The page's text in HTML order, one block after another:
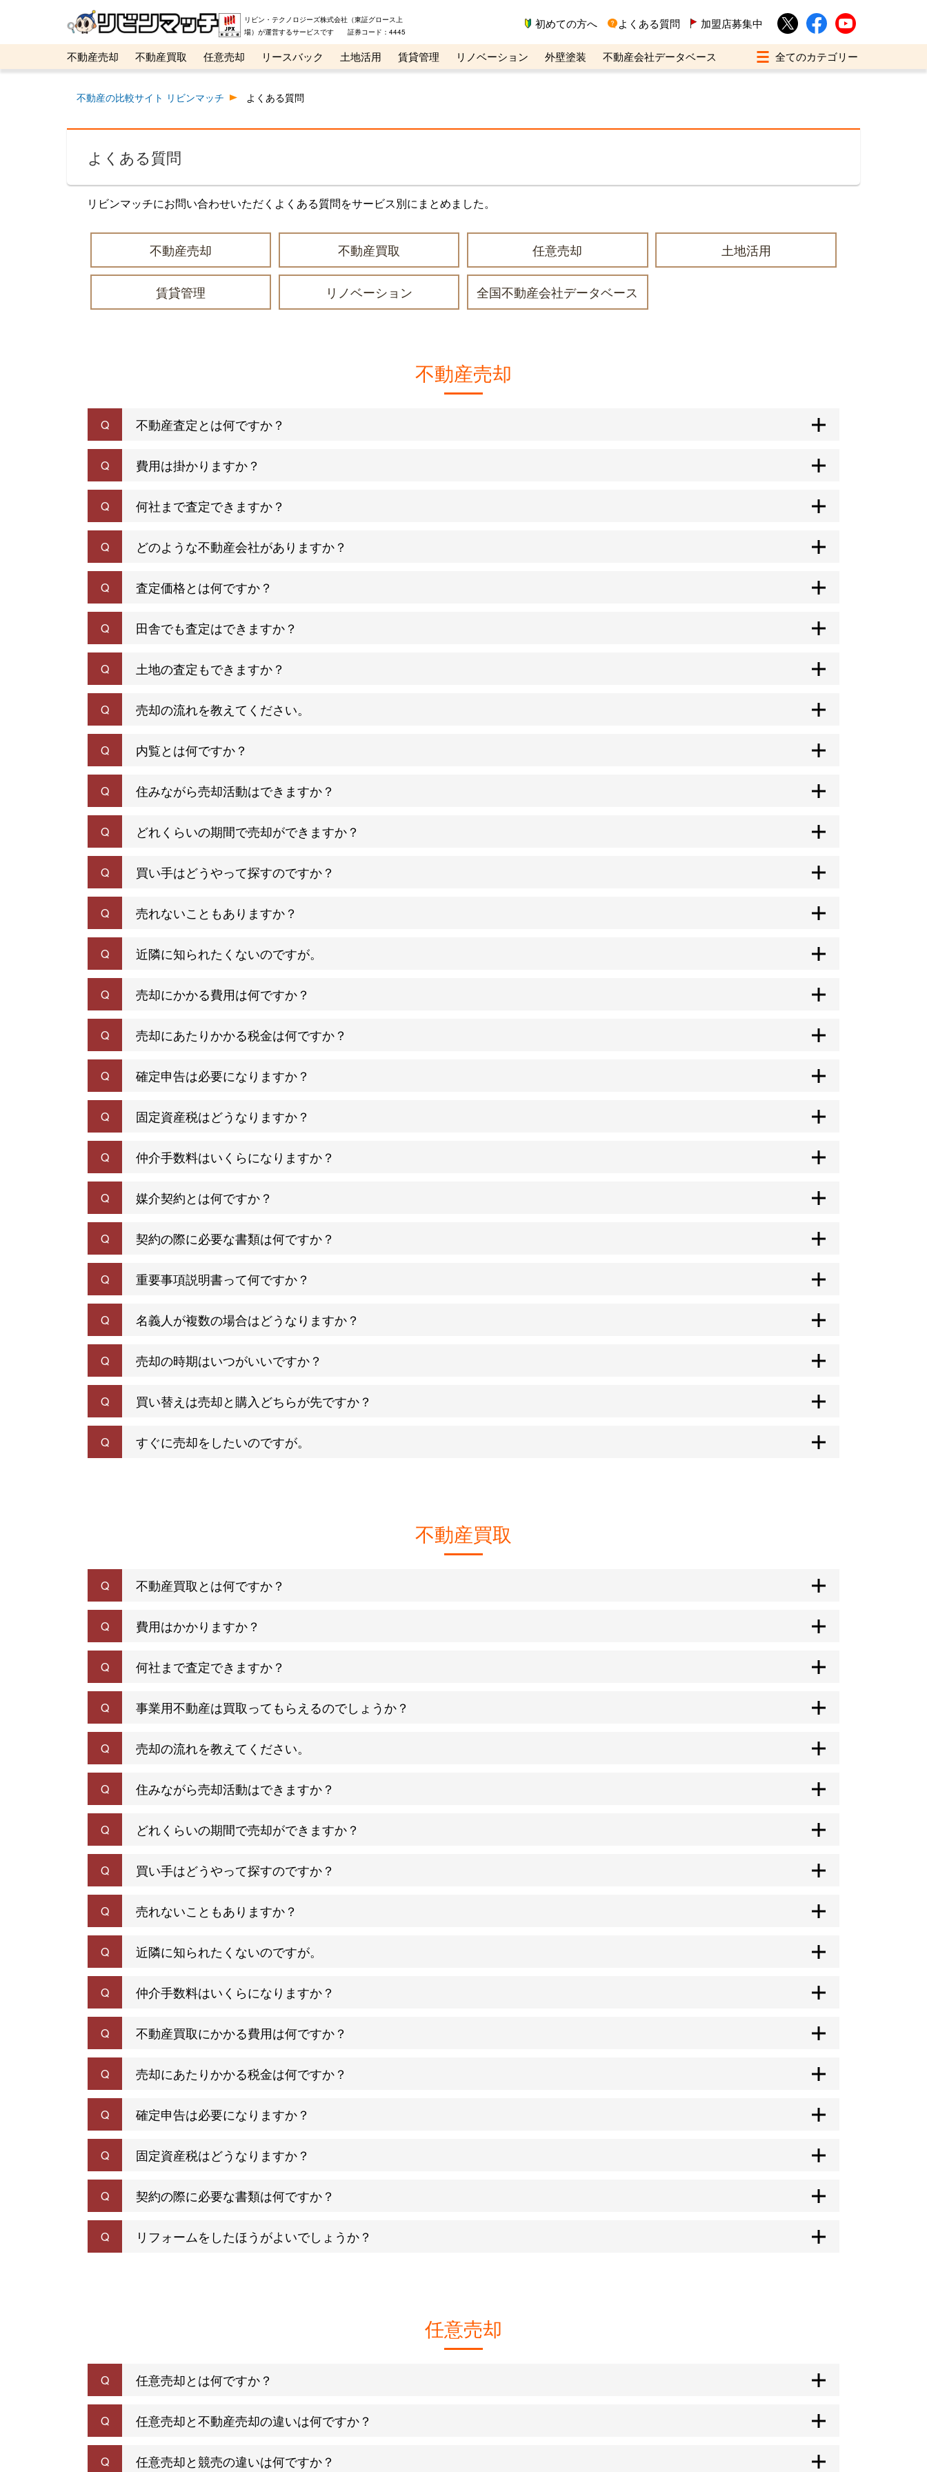
リビン・テクノロジーズ株式会社（東証グロース上
場）が運営するサービスです 証券コード：4445
初めての方へ よくある質問 加盟店募集中
不動産売却 不動産買取 任意売却 リースバック 土地活用 賃貸管理 リノベーション 外壁塗装
不動産会社データベース
メタ住宅展示場
ベスト不動産カンパニー オンライン講座 リビンマガジンBiz 不動産売却ご相談デスク
不動産の比較サイト リビンマッチ よくある質問
よくある質問
リビンマッチにお問い合わせいただくよくある質問をサービス別にまとめました。
不動産売却 不動産買取 任意売却 土地活用
賃貸管理 リノベーション 全国不動産会社データベース
不動産売却
Q 不動産査定とは何ですか？
Q 費用は掛かりますか？
Q 何社まで査定できますか？
Q どのような不動産会社がありますか？
Q 査定価格とは何ですか？
Q 田舎でも査定はできますか？
Q 土地の査定もできますか？
Q 売却の流れを教えてください。
Q 内覧とは何ですか？
Q 住みながら売却活動はできますか？
Q どれくらいの期間で売却ができますか？
Q 買い手はどうやって探すのですか？
Q 売れないこともありますか？
Q 近隣に知られたくないのですが。
Q 売却にかかる費用は何ですか？
Q 売却にあたりかかる税金は何ですか？
Q 確定申告は必要になりますか？
Q 固定資産税はどうなりますか？
Q 仲介手数料はいくらになりますか？
Q 媒介契約とは何ですか？
Q 契約の際に必要な書類は何ですか？
Q 重要事項説明書って何ですか？
Q 名義人が複数の場合はどうなりますか？
Q 売却の時期はいつがいいですか？
Q 買い替えは売却と購入どちらが先ですか？
Q すぐに売却をしたいのですが。
不動産買取
Q 不動産買取とは何ですか？
Q 費用はかかりますか？
Q 何社まで査定できますか？
Q 事業用不動産は買取ってもらえるのでしょうか？
Q 売却の流れを教えてください。
Q 住みながら売却活動はできますか？
Q どれくらいの期間で売却ができますか？
Q 買い手はどうやって探すのですか？
Q 売れないこともありますか？
Q 近隣に知られたくないのですが。
Q 仲介手数料はいくらになりますか？
Q 不動産買取にかかる費用は何ですか？
Q 売却にあたりかかる税金は何ですか？
Q 確定申告は必要になりますか？
Q 固定資産税はどうなりますか？
Q 契約の際に必要な書類は何ですか？
Q リフォームをしたほうがよいでしょうか？
任意売却
Q 任意売却とは何ですか？
Q 任意売却と不動産売却の違いは何ですか？
Q 任意売却と競売の違いは何ですか？